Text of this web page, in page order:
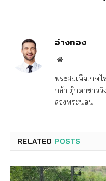
อ่างทอง
Website
พระสมเด็จเกษ
กล้า ตุ๊กตาชาววั
สองพระนอน
RELATED POSTS